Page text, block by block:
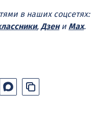
в наших соцсетях:
, Дзени Max.